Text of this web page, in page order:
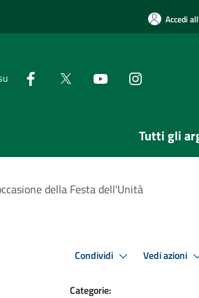
Accedi
Tutti gli
della Festa dell'Unità
Condividi Vedi azioni
Categorie: